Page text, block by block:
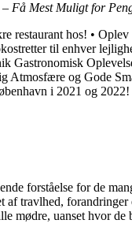
Få Mest Muligt for
restaurant hos! • Oplev
til enhver
Gastronomisk
Atmosfære og Gode
i 2021 og 2022!
forståelse for de
af travlhed,
mødre, uanset hvor de